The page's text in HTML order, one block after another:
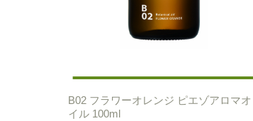
B02 フラワーオレンジ ピエゾアロマオ
イル 100ml